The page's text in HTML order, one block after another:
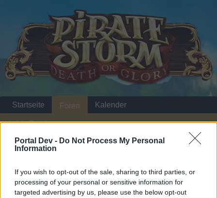
Portal Dev - Do Not Process My Personal
Information
If you wish to opt-out of the sale, sharing to third parties, or
processing of your personal or sensitive information for
targeted advertising by us, please use the below opt-out
Startseite Foren Offizielle Ankündigungen
Liebe(r) Forum-Leser/in,
Startseite Foren
Letzte Beiträge
Kalender